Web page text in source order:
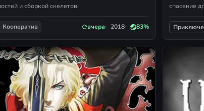
и сборкой скелетов.
Кооператив вчера 2018 83%
спасение